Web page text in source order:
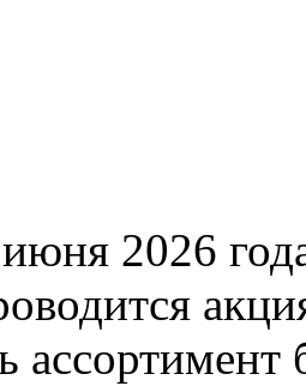
2026
ассортимент